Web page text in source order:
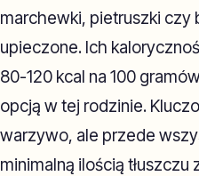
marchewki, pietruszki czy
upieczone. Ich
80-120 kcal na 100
opcją w tej rodzinie.
warzywo, ale przede
minimalną ilością tłuszczu